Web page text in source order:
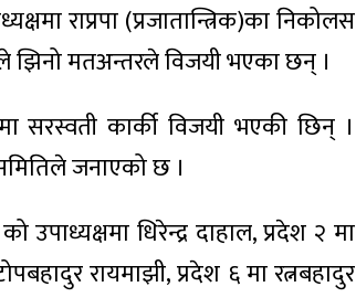
राप्रपा (प्रजातान्त्रिक)का निकोलस
झिनो मतअन्तरले विजयी भएका छन् ।
सरस्वती कार्की विजयी भएकी छिन् ।
जनाएको छ ।
धिरेन्द्र दाहाल, प्रदेश २ मा
रायमाझी, प्रदेश ६ मा रत्नबहादुर